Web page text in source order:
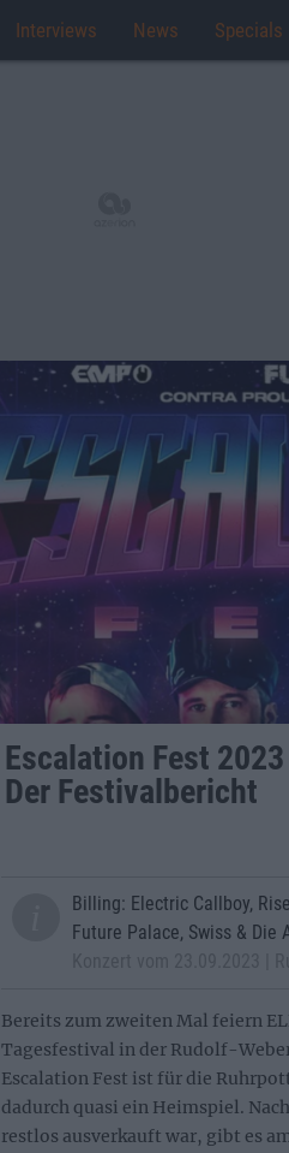
Interviews News Specials
Escalation Fest 2023
Der Festivalbericht
Billing: Electric Callboy,
Future Palace, Swiss & Die
Bereits zum zweiten Mal feiern
Tagesfestival in der Rudolf-
Escalation Fest ist für die
dadurch quasi ein Heimspiel.
restlos ausverkauft war, gibt es